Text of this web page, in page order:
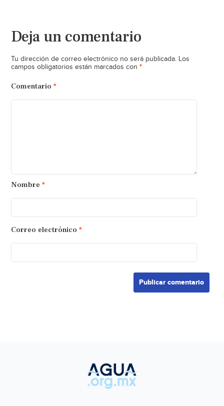
Deja un comentario
Tu dirección de correo electrónico no será publicada. Los
campos obligatorios están marcados con *
Comentario *
Nombre *
Correo electrónico *